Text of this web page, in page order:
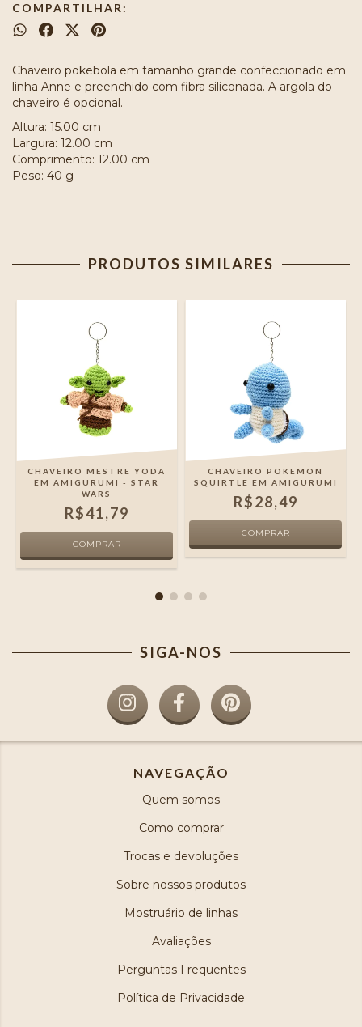
COMPARTILHAR:
Chaveiro pokebola em tamanho grande confeccionado em
linha Anne e preenchido com fibra siliconada. A argola do
chaveiro é opcional.
Altura: 15.00 cm
Largura: 12.00 cm
Comprimento: 12.00 cm
Peso: 40 g
PRODUTOS SIMILARES
CHAVEIRO MESTRE YODA
EM AMIGURUMI - STAR
WARS
R$41,79
CHAVEIRO POKEMON
SQUIRTLE EM AMIGURUMI
R$28,49
SIGA-NOS
NAVEGAÇÃO
Quem somos
Como comprar
Trocas e devoluções
Sobre nossos produtos
Mostruário de linhas
Avaliações
Perguntas Frequentes
Política de Privacidade